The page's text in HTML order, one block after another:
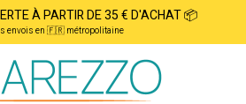
À PARTIR DE 35 € D'ACHAT 📦
envois en 🇫🇷 métropolitaine